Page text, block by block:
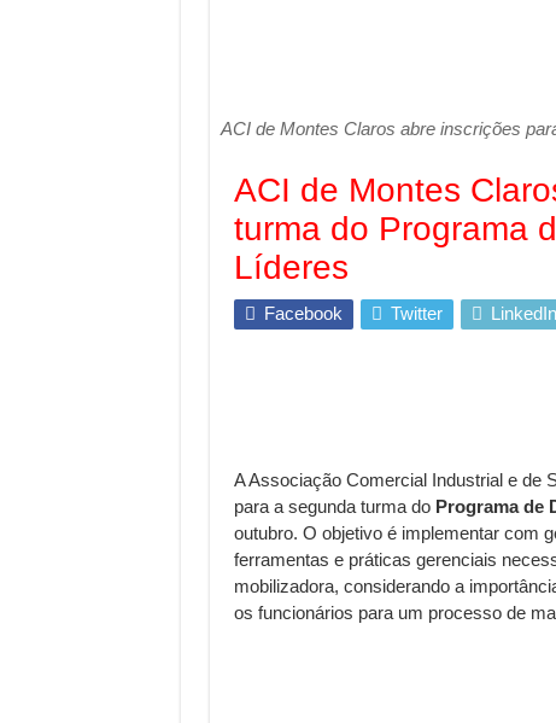
ACI de Montes Claros abre inscrições
ACI de Montes
turma do Programa
Líderes
Facebook Twitter LinkedIn
A Associação Comercial Industrial e de
para a segunda turma do Programa de
outubro. O objetivo é implementar com
ferramentas e práticas gerenciais
mobilizadora, considerando a
os funcionários para um processo de